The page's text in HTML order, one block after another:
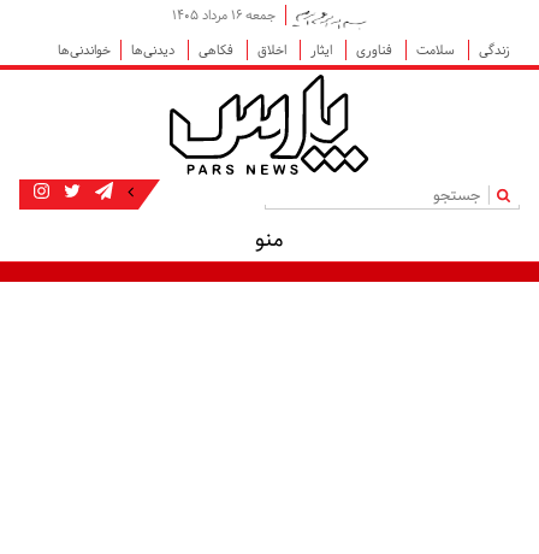
جمعه ۱۶ مرداد ۱۴۰۵
زندگی
سلامت فناوری ایثار اخلاق فکاهی دیدنی‌ها خواندنی‌ها
|
منو